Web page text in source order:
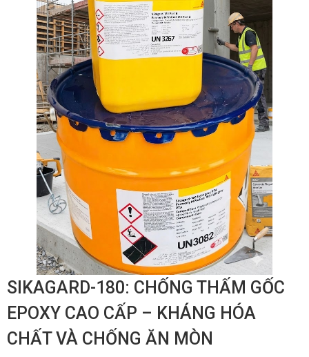
SIKAGARD-180: CHỐNG THẤM GỐC
EPOXY CAO CẤP – KHÁNG HÓA
CHẤT VÀ CHỐNG ĂN MÒN